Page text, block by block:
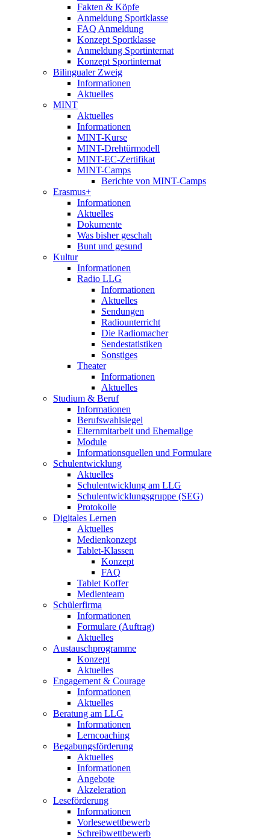
Fakten & Köpfe
Anmeldung Sportklasse
FAQ Anmeldung
Konzept Sportklasse
Anmeldung Sportinternat
Konzept Sportinternat
Bilingualer Zweig
Informationen
Aktuelles
MINT
Aktuelles
Informationen
MINT-Kurse
MINT-Drehtürmodell
MINT-EC-Zertifikat
MINT-Camps
Berichte von MINT-Camps
Erasmus+
Informationen
Aktuelles
Dokumente
Was bisher geschah
Bunt und gesund
Kultur
Informationen
Radio LLG
Informationen
Aktuelles
Sendungen
Radiounterricht
Die Radiomacher
Sendestatistiken
Sonstiges
Theater
Informationen
Aktuelles
Studium & Beruf
Informationen
Berufswahlsiegel
Elternmitarbeit und Ehemalige
Module
Informationsquellen und Formulare
Schulentwicklung
Aktuelles
Schulentwicklung am LLG
Schulentwicklungsgruppe (SEG)
Protokolle
Digitales Lernen
Aktuelles
Medienkonzept
Tablet-Klassen
Konzept
FAQ
Tablet Koffer
Medienteam
Schülerfirma
Informationen
Formulare (Auftrag)
Aktuelles
Austauschprogramme
Konzept
Aktuelles
Engagement & Courage
Informationen
Aktuelles
Beratung am LLG
Informationen
Lerncoaching
Begabungsförderung
Aktuelles
Informationen
Angebote
Akzeleration
Leseförderung
Informationen
Vorlesewettbewerb
Schreibwettbewerb